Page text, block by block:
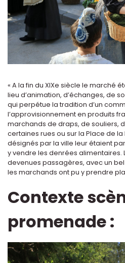
« A la fin du XIXe siècle le marché
lieu d’animation, d’échanges, de
qui perpétue la tradition d’un
l’approvisionnement en produits
marchands de draps, de souliers,
certaines rues ou sur la Place de
désignés par la ville leur étaient
y vendre les denrées alimentaires.
devenues passagères, avec un
les marchands ont pu y prendre
Contexte
promenade :